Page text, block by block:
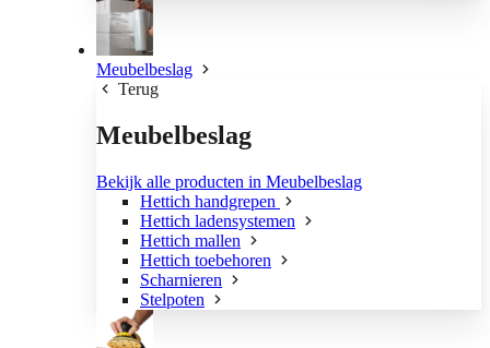
Meubelbeslag
Terug
Meubelbeslag
Bekijk alle producten in Meubelbeslag
Hettich handgrepen
Hettich ladensystemen
Hettich mallen
Hettich toebehoren
Scharnieren
Stelpoten